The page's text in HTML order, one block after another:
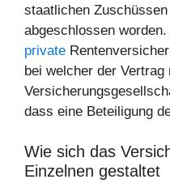
staatlichen
abgeschlossen
private
bei welcher der
dass eine Beteiligung
Wie sich das
Einzelnen gestaltet